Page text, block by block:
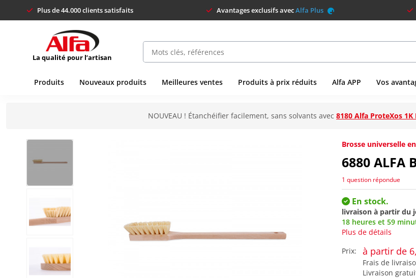
Plus de 44.000 clients satisfaits Avantages exclusifs avecAlfa Plus
La qualité pour l’artisan
Produits Nouveaux produits Meilleures ventes Produits à prix réduits Alfa APP Vos
NOUVEAU ! Étanchéifier facilement, sans solvants avec 8180 Alfa ProteXos
Brosse universelle
6880 ALFA
1 question répondue
En stock.
livraison à partir du
18 heures et 59
Plus de détails
Prix:
à partir de
Frais de
Livraison